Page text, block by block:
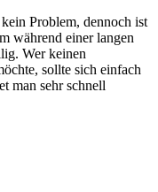
Problem, dennoch ist
während einer langen
Wer keinen
sollte sich einfach
man sehr schnell